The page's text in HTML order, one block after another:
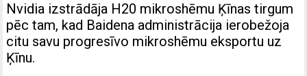
Nvidia izstrādāja H20 mikroshēmu Ķīnas tirgum
pēc tam, kad Baidena administrācija ierobežoja
citu savu progresīvo mikroshēmu eksportu uz
Ķīnu.